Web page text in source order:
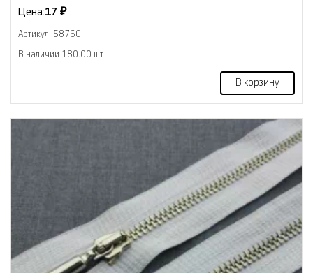
Цена:17 ₽
Артикул: 58760
В наличии 180.00 шт
В корзину